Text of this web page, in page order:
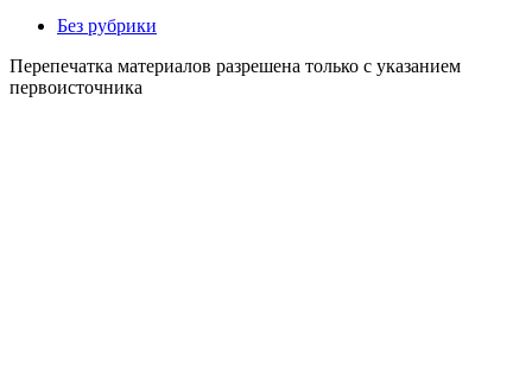
Без рубрики
Перепечатка материалов разрешена только с указанием
первоисточника